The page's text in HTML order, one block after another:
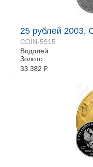
25 рублей
COIN-5915
Водолей
Золото
33 382 ₽